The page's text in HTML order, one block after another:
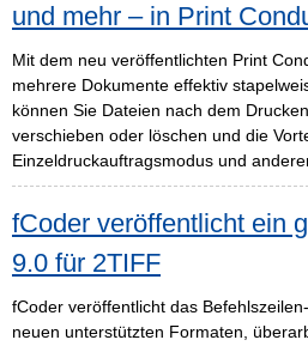
und mehr – in Print
Mit dem neu veröffentlichten Print
mehrere Dokumente effektiv
können Sie Dateien nach dem
verschieben oder löschen und die
Einzeldruckauftragsmodus und
fCoder veröffentlicht ein
9.0 für 2TIFF
fCoder veröffentlicht das
neuen unterstützten Formaten,